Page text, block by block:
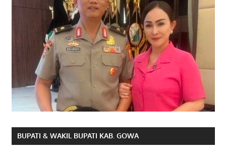
BUPATI & WAKIL BUPATI KAB. GOWA